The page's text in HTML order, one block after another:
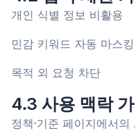
개인 식별 정보 비활용
민감 키워드 자동 마스킹
목적 외 요청 차단
4.3 사용 맥락
정책·기준 페이지에서